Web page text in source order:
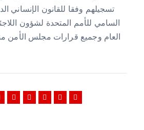
تسجيلهم وفقا للقانون الإنساني
السامي للأمم المتحدة لشؤون